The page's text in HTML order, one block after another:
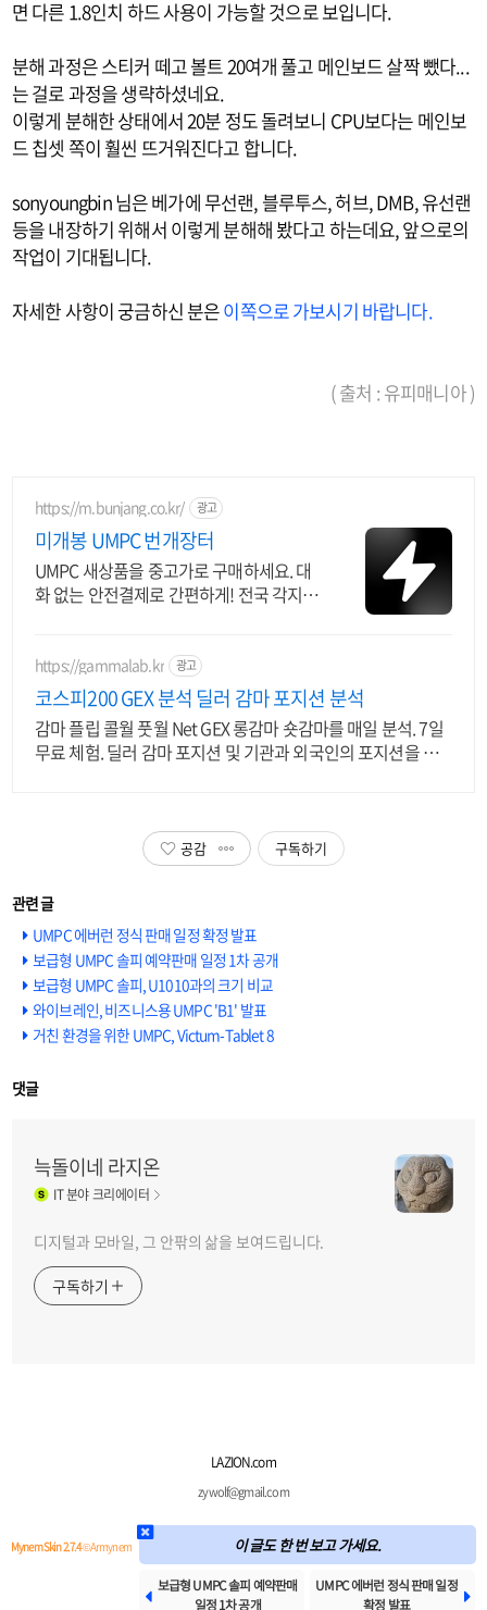
면 다른 1.8인치 하드 사용이 가능할 것으로 보입니다.
분해 과정은 스티커 떼고 볼트 20여개 풀고 메인보드 살짝 뺐다...
는 걸로 과정을 생략하셨네요.
이렇게 분해한 상태에서 20분 정도 돌려보니 CPU보다는 메인보
드 칩셋 쪽이 훨씬 뜨거워진다고 합니다.
sonyoungbin 님은 베가에 무선랜, 블루투스, 허브, DMB, 유선랜
등을 내장하기 위해서 이렇게 분해해 봤다고 하는데요, 앞으로의
작업이 기대됩니다.
자세한 사항이 궁금하신 분은이쪽으로 가보시기 바랍니다.
( 출처 : 유피매니아 )
https://m.bunjang.co.kr/ 광고
미개봉 UMPC 번개장터
UMPC 새상품을 중고가로 구매하세요. 대
화 없는 안전결제로 간편하게! 전국 각지에
https://gammalab.kr 광고
코스피200 GEX 분석 딜러 감마 포지션 분석
감마 플립 콜월 풋월 Net GEX 롱감마 숏감마를 매일 분석. 7일
무료 체험. 딜러 감마 포지션 및 기관과 외국인의 포지션을 매
공감 구독하기
UMPC 에버런 정식 판매 일정 확정 발표
보급형 UMPC 솔피 예약판매 일정 1차 공개
보급형 UMPC 솔피, U1010과의 크기 비교
와이브레인, 비즈니스용 UMPC 'B1' 발표
거친 환경을 위한 UMPC, Victum-Tablet 8
댓글
늑돌이네 라지온
IT분야 크리에이터
디지털과 모바일, 그 안팎의 삶을 보여드립니다.
구독하기
LAZION.com
zywolf@gmail.com
Mynem Skin 2.7.4© Armynem 이 글도 한 번 보고 가세요.
 보급형 UMPC 솔피 예약판매
일정 1차 공개
UMPC 에버런 정식 판매 일정
확정 발표
